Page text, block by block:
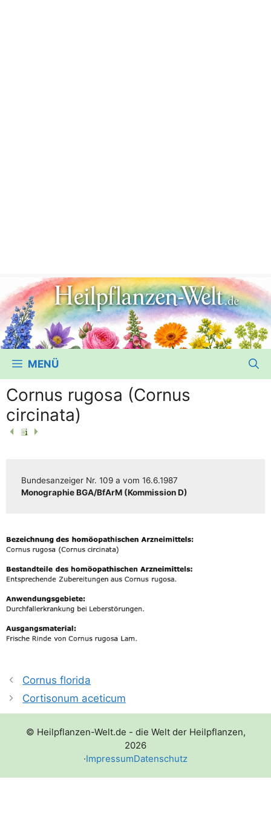
MENÜ
Cornus rugosa (Cornus
circinata)
Bun­des­an­zei­ger Nr. 109 a vom 16.6.1987
Mono­gra­phie BGA/​​BfArM (Kom­mis­si­on D)
Cornus florida
Cortisonum aceticum
© Heilpflanzen-Welt.de - die Welt der Heilpflanzen,
2026
·ImpressumDatenschutz